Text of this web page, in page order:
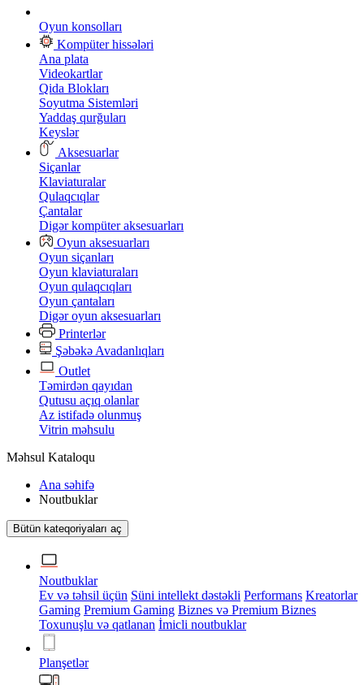
Oyun konsolları
Kompüter hissələri
Ana plata
Videokartlar
Qida Blokları
Soyutma Sistemləri
Yaddaş qurğuları
Keyslər
Aksesuarlar
Siçanlar
Klaviaturalar
Qulaqcıqlar
Çantalar
Digər kompüter aksesuarları
Oyun aksesuarları
Oyun siçanları
Oyun klaviaturaları
Oyun qulaqcıqları
Oyun çantaları
Digər oyun aksesuarları
Printerlər
Şəbəkə Avadanlıqları
Outlet
Təmirdən qayıdan
Qutusu açıq olanlar
Az istifadə olunmuş
Vitrin məhsulu
Məhsul Kataloqu
Ana səhifə
Noutbuklar
Bütün kateqoriyaları aç
Noutbuklar
Ev və təhsil üçün Süni intellekt dəstəkli Performans Kreatorlar
Gaming Premium Gaming Biznes və Premium Biznes
Toxunuşlu və qatlanan İmicli noutbuklar
Planşetlər